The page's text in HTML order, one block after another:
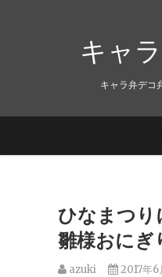
キャ
キャラ弁デコ
ひなまつり
雛様おにぎ
azuki 2017年6